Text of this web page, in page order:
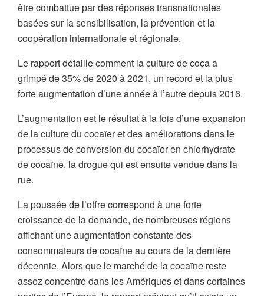
être combattue par des réponses transnationales
basées sur la sensibilisation, la prévention et la
coopération internationale et régionale.
Le rapport détaille comment la culture de coca a
grimpé de 35% de 2020 à 2021, un record et la plus
forte augmentation d’une année à l’autre depuis 2016.
L’augmentation est le résultat à la fois d’une expansion
de la culture du cocaïer et des améliorations dans le
processus de conversion du cocaïer en chlorhydrate
de cocaïne, la drogue qui est ensuite vendue dans la
rue.
La poussée de l’offre correspond à une forte
croissance de la demande, de nombreuses régions
affichant une augmentation constante des
consommateurs de cocaïne au cours de la dernière
décennie. Alors que le marché de la cocaïne reste
assez concentré dans les Amériques et dans certaines